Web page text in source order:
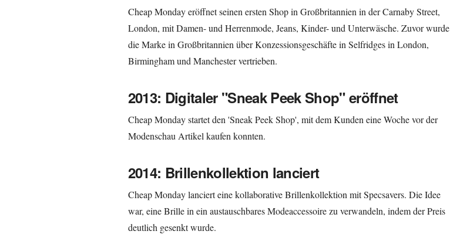
Cheap Monday eröffnet seinen ersten Shop in Großbritannien in der Carnaby Street,
London, mit Damen- und Herrenmode, Jeans, Kinder- und Unterwäsche. Zuvor wurde
die Marke in Großbritannien über Konzessionsgeschäfte in Selfridges in London,
Birmingham und Manchester vertrieben.
2013: Digitaler "Sneak Peek Shop" eröffnet
Cheap Monday startet den 'Sneak Peek Shop', mit dem Kunden eine Woche vor der
Modenschau Artikel kaufen konnten.
2014: Brillenkollektion lanciert
Cheap Monday lanciert eine kollaborative Brillenkollektion mit Specsavers. Die Idee
war, eine Brille in ein austauschbares Modeaccessoire zu verwandeln, indem der Preis
deutlich gesenkt wurde.